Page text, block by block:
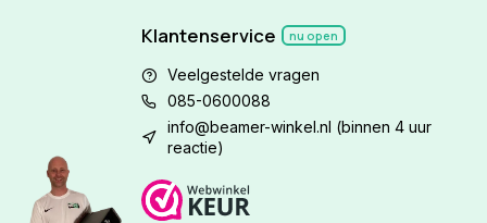
Klantenservice nu open
Veelgestelde vragen
085-0600088
info@beamer-winkel.nl (binnen 4 uur
reactie)